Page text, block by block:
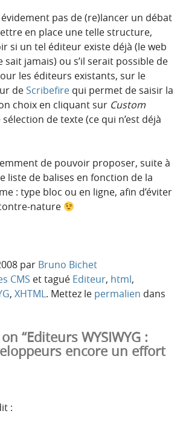
évidement pas de (re)lancer un débat
en place une telle structure,
si un tel éditeur existe déjà (le web
sait jamais) ou s’il serait possible de
les éditeurs existants, sur le
de Scribefire qui permet de saisir la
choix en cliquant sur Custom
de texte (ce qui n’est déjà
de pouvoir proposer, suite à
liste de balises en fonction de la
: type bloc ou en ligne, afin d’éviter
nature
par Bruno Bichet
CMS et tagué Editeur, html,
, XHTML. Mettez le permalien dans
“Editeurs WYSIWYG :
encore un effort
: